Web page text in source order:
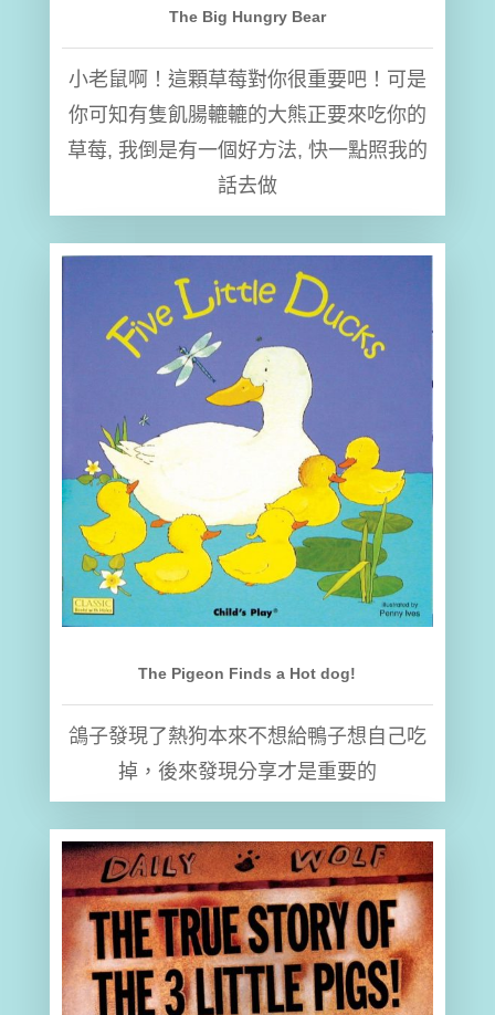
The Big Hungry Bear
小老鼠啊！這顆草莓對你很重要吧！可是
你可知有隻飢腸轆轆的大熊正要來吃你的
草莓, 我倒是有一個好方法, 快一點照我的
話去做
The Pigeon Finds a Hot dog!
鴿子發現了熱狗本來不想給鴨子想自己吃
掉，後來發現分享才是重要的